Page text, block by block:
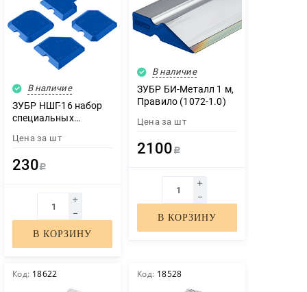
В наличие
ЗУБР НШГ-16 набор
специальных
формирования швов
Цена за шт
230 Р
В КОРЗИНУ
В наличие
ЗУБР БИ-Металл 1 м,
Правило (1072-1.0)
Цена за шт
2100 Р
В КОРЗИНУ
Код: 18622 Код: 18528